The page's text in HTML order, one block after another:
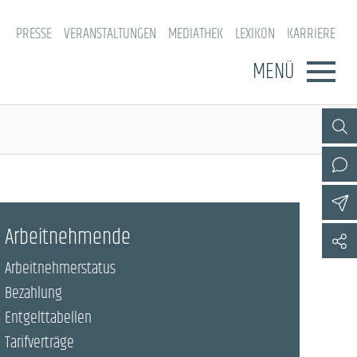
PRESSE VERANSTALTUNGEN MEDIATHEK LEXIKON KARRIERE
MENÜ
Arbeitnehmende
Arbeitnehmerstatus
Bezahlung
Entgelttabellen
Tarifverträge